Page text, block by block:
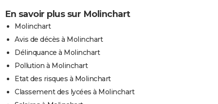
En savoir plus sur Molinchart
Molinchart
Avis de décès à Molinchart
Délinquance à Molinchart
Pollution à Molinchart
Etat des risques à Molinchart
Classement des lycées à Molinchart